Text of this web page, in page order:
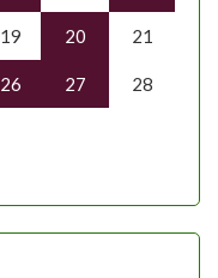
19 20 21
26 27 28